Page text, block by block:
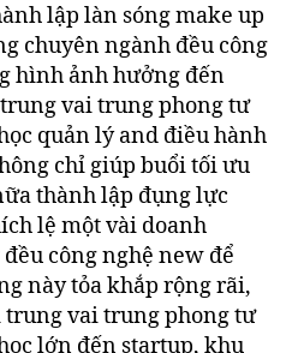
lập làn sóng make up
chuyên ngành đều công
hình ảnh hưởng đến
vai trung phong tư
quản lý and điều hành
chỉ giúp buổi tối ưu
thành lập đụng lực
lệ một vài doanh
công nghệ new để
này tỏa khắp rộng rãi,
vai trung phong tư
lớn đến startup, khu